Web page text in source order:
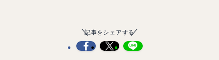
記事をシェアする